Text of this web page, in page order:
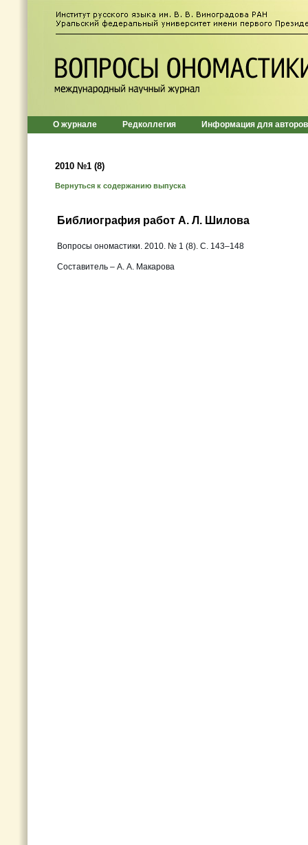
О журнале Редколлегия Информация для авторов
2010 №1 (8)
Вернуться к содержанию выпуска
Библиография работ А. Л. Шилова
Вопросы ономастики. 2010. № 1 (8). С. 143–148
Составитель – А. А. Макарова